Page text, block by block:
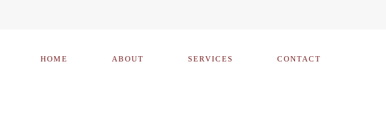
HOME ABOUT SERVICES CONTACT